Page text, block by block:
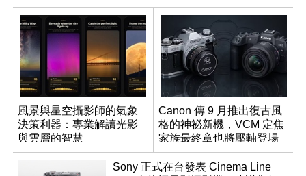
風景與星空攝影師的氣象
決策利器：專業解讀光影
與雲層的智慧
App「Atmos」登場
Canon 傳 9 月推出復古風
格的神祕新機，VCM 定焦
家族最終章也將壓軸登場
Sony 正式在台發表 Cinema Line